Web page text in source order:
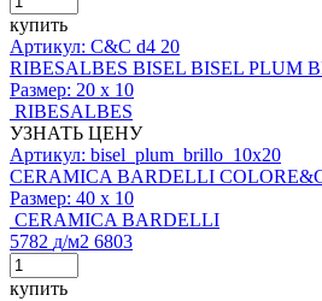
купить
Артикул: C&C d4 20
RIBESALBES BISEL BISEL PLUM
Размер: 20 x 10
RIBESALBES
УЗНАТЬ ЦЕНУ
Артикул: bisel_plum_brillo_10x20
CERAMICA BARDELLI
Размер: 40 x 10
CERAMICA BARDELLI
5782 д/м2 6803
купить